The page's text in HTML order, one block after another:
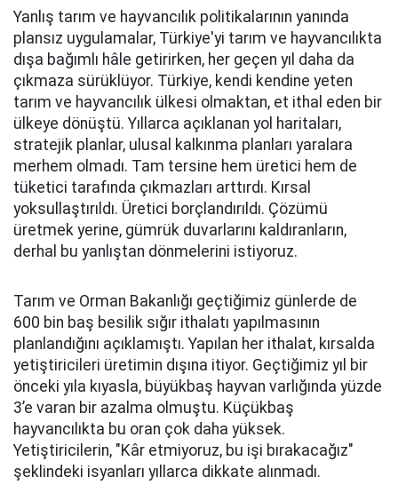
Yanlış tarım ve hayvancılık politikalarının yanında
plansız uygulamalar, Türkiye'yi tarım ve hayvancılıkta
dışa bağımlı hâle getirirken, her geçen yıl daha da
çıkmaza sürüklüyor. Türkiye, kendi kendine yeten
tarım ve hayvancılık ülkesi olmaktan, et ithal eden bir
ülkeye dönüştü. Yıllarca açıklanan yol haritaları,
stratejik planlar, ulusal kalkınma planları yaralara
merhem olmadı. Tam tersine hem üretici hem de
tüketici tarafında çıkmazları arttırdı. Kırsal
yoksullaştırıldı. Üretici borçlandırıldı. Çözümü
üretmek yerine, gümrük duvarlarını kaldıranların,
derhal bu yanlıştan dönmelerini istiyoruz.
Tarım ve Orman Bakanlığı geçtiğimiz günlerde de
600 bin baş besilik sığır ithalatı yapılmasının
planlandığını açıklamıştı. Yapılan her ithalat, kırsalda
yetiştiricileri üretimin dışına itiyor. Geçtiğimiz yıl bir
önceki yıla kıyasla, büyükbaş hayvan varlığında yüzde
3’e varan bir azalma olmuştu. Küçükbaş
hayvancılıkta bu oran çok daha yüksek.
Yetiştiricilerin, "Kâr etmiyoruz, bu işi bırakacağız"
şeklindeki isyanları yıllarca dikkate alınmadı.